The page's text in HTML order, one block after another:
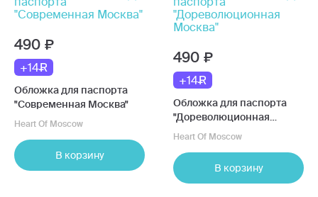
490
+14
Обложка для паспорта
"Современная Москва"
Heart Of Moscow
В корзину
490
+14
Обложка для паспорта
"Дореволюционная
Москва"
Heart Of Moscow
В корзину